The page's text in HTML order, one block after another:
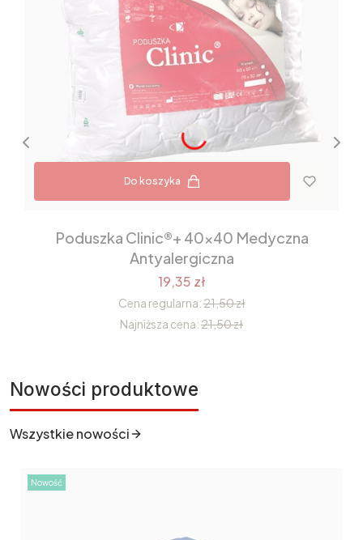
Do koszyka
Poduszka Clinic®+ 40x40 Medyczna
Antyalergiczna
19,35 zł
Cena regularna:21,50 zł
Najniższa cena:21,50 zł
Nowości produktowe
Wszystkie nowości
Nowość